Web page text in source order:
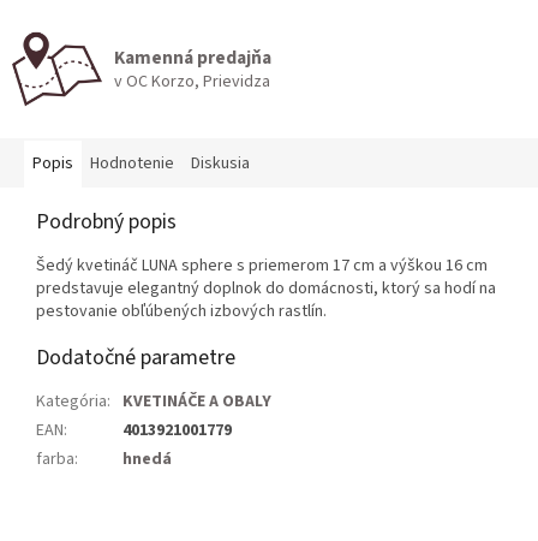
Kamenná predajňa
v OC Korzo, Prievidza
Popis Hodnotenie Diskusia
Podrobný popis
Šedý kvetináč LUNA sphere s priemerom 17 cm a výškou 16 cm
predstavuje elegantný doplnok do domácnosti, ktorý sa hodí na
pestovanie obľúbených izbových rastlín.
Dodatočné parametre
Kategória: KVETINÁČE A OBALY
EAN:
4013921001779
farba: hnedá